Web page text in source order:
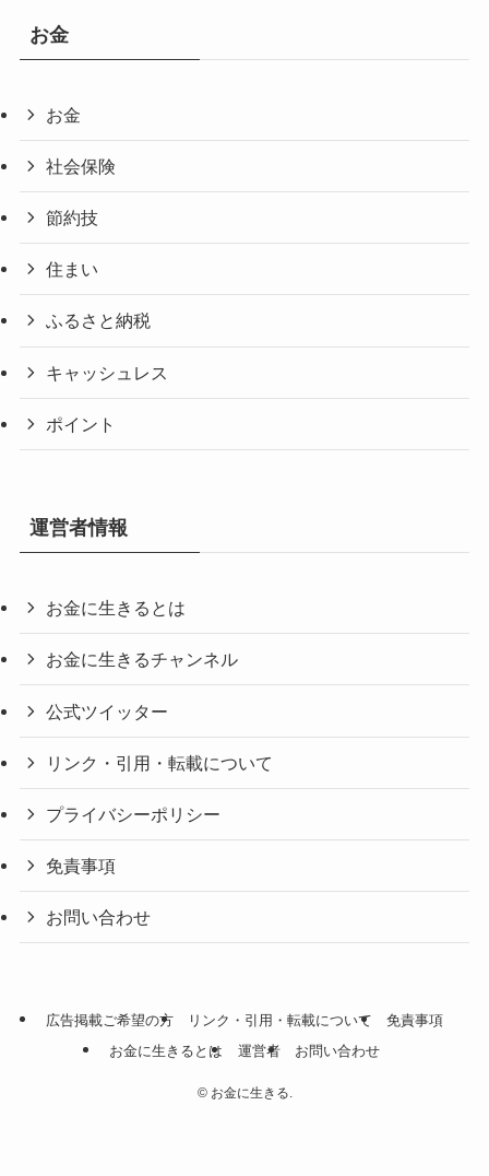
お金
お金
社会保険
節約技
住まい
ふるさと納税
キャッシュレス
ポイント
運営者情報
お金に生きるとは
お金に生きるチャンネル
公式ツイッター
リンク・引用・転載について
プライバシーポリシー
免責事項
お問い合わせ
広告掲載ご希望の方 リンク・引用・転載について
免責事項
お金に生きるとは
運営者 お問い合わせ
©お金に生きる.